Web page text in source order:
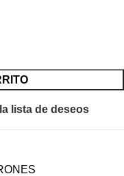
lista de deseos